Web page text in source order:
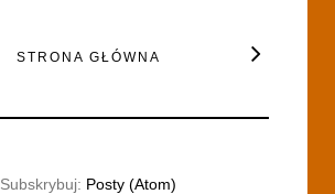
STRONA GŁÓWNA
Subskrybuj: Posty (Atom)